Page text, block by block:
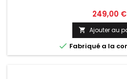
Prix
249,00 €
 Ajouter au
 Fabriqué a la